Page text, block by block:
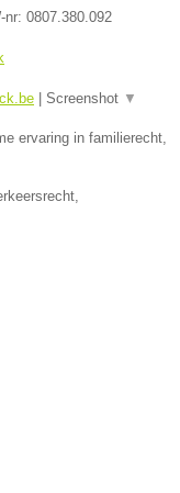
nr: 0807.380.092
Screenshot ▼
ervaring in familierecht,